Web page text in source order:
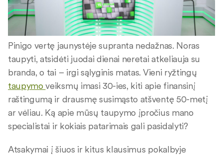
Pinigo vertę jaunystėje supranta nedažnas. Noras
taupyti, atsidėti juodai dienai neretai atkeliauja su
branda, o tai – irgi sąlyginis matas. Vieni ryžtingų
taupymoveiksmų imasi 30-ies, kiti apie finansinį
raštingumą ir drausmę susimąsto atšventę 50-metį
ar vėliau. Ką apie mūsų taupymo įpročius mano
specialistai ir kokiais patarimais gali pasidalyti?
Atsakymai į šiuos ir kitus klausimus pokalbyje